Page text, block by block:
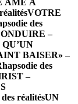
ÂME À
VOTRE
des
–
BAISER» –
des
–
réalitésUN